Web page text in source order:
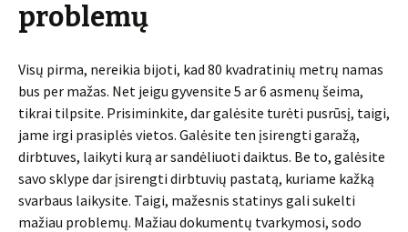
problemų
Visų pirma, nereikia bijoti, kad 80 kvadratinių metrų namas
bus per mažas. Net jeigu gyvensite 5 ar 6 asmenų šeima,
tikrai tilpsite. Prisiminkite, dar galėsite turėti pusrūsį, taigi,
jame irgi prasiplės vietos. Galėsite ten įsirengti garažą,
dirbtuves, laikyti kurą ar sandėliuoti daiktus. Be to, galėsite
savo sklype dar įsirengti dirbtuvių pastatą, kuriame kažką
svarbaus laikysite. Taigi, mažesnis statinys gali sukelti
mažiau problemų. Mažiau dokumentų tvarkymosi, sodo